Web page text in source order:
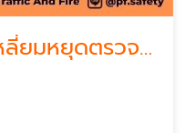
รับสังทำป้ายสามเหลี่ยมหยุดตรวจ ราคาไม่แพง